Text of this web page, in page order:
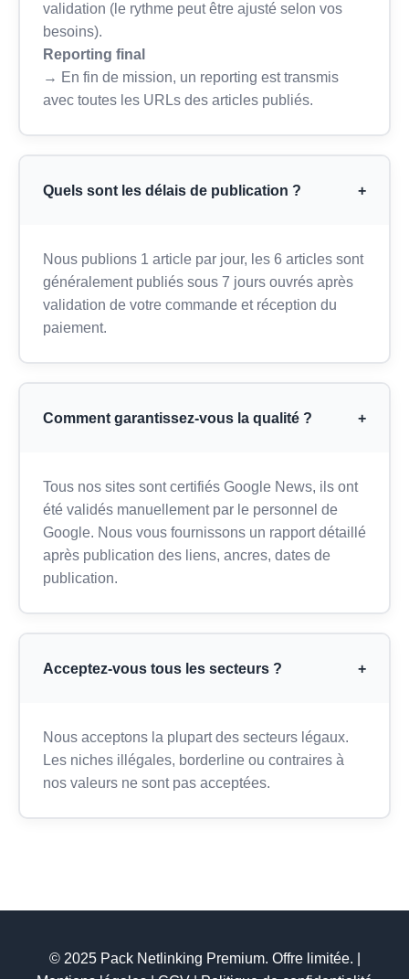
validation (le rythme peut être ajusté selon vos
besoins).
Reporting final
→ En fin de mission, un reporting est transmis
avec toutes les URLs des articles publiés.
Quels sont les délais de publication ? +
Nous publions 1 article par jour, les 6 articles sont
généralement publiés sous 7 jours ouvrés après
validation de votre commande et réception du
paiement.
Comment garantissez-vous la qualité ? +
Tous nos sites sont certifiés Google News, ils ont
été validés manuellement par le personnel de
Google. Nous vous fournissons un rapport détaillé
après publication des liens, ancres, dates de
publication.
Acceptez-vous tous les secteurs ? +
Nous acceptons la plupart des secteurs légaux.
Les niches illégales, borderline ou contraires à
nos valeurs ne sont pas acceptées.
© 2025 Pack Netlinking Premium. Offre limitée. |